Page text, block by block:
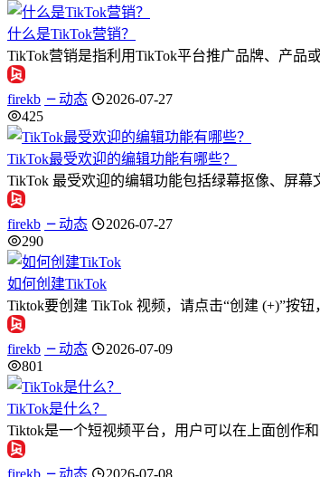
什么是TikTok营销？
TikTok营销是指利用TikTok平台推广品牌、产品
firekb 动态
2026-07-27
425
TikTok最受欢迎的编辑功能有哪些？
TikTok 最受欢迎的编辑功能包括绿幕抠像、屏
firekb 动态
2026-07-27
290
如何创建TikTok
Tiktok要创建 TikTok 视频，请点击“创建 (+)”按
firekb 动态
2026-07-09
801
TikTok是什么？
Tiktok是一个短视频平台，用户可以在上面创作